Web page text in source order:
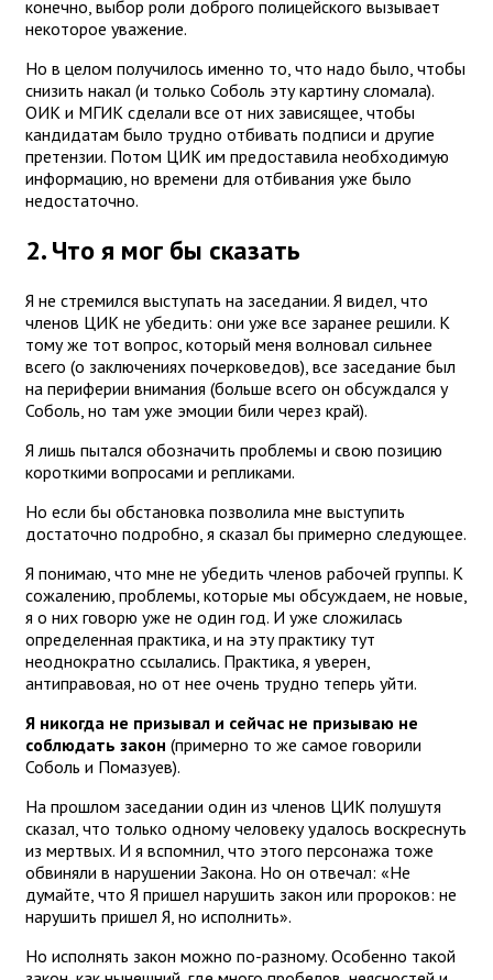
конечно, выбор роли доброго полицейского вызывает
некоторое уважение.
Но в целом получилось именно то, что надо было, чтобы
снизить накал (и только Соболь эту картину сломала).
ОИК и МГИК сделали все от них зависящее, чтобы
кандидатам было трудно отбивать подписи и другие
претензии. Потом ЦИК им предоставила необходимую
информацию, но времени для отбивания уже было
недостаточно.
2. Что я мог бы сказать
Я не стремился выступать на заседании. Я видел, что
членов ЦИК не убедить: они уже все заранее решили. К
тому же тот вопрос, который меня волновал сильнее
всего (о заключениях почерковедов), все заседание был
на периферии внимания (больше всего он обсуждался у
Соболь, но там уже эмоции били через край).
Я лишь пытался обозначить проблемы и свою позицию
короткими вопросами и репликами.
Но если бы обстановка позволила мне выступить
достаточно подробно, я сказал бы примерно следующее.
Я понимаю, что мне не убедить членов рабочей группы. К
сожалению, проблемы, которые мы обсуждаем, не новые,
я о них говорю уже не один год. И уже сложилась
определенная практика, и на эту практику тут
неоднократно ссылались. Практика, я уверен,
антиправовая, но от нее очень трудно теперь уйти.
Я никогда не призывал и сейчас не призываю не
соблюдать закон (примерно то же самое говорили
Соболь и Помазуев).
На прошлом заседании один из членов ЦИК полушутя
сказал, что только одному человеку удалось воскреснуть
из мертвых. И я вспомнил, что этого персонажа тоже
обвиняли в нарушении Закона. Но он отвечал: «Не
думайте, что Я пришел нарушить закон или пророков: не
нарушить пришел Я, но исполнить».
Но исполнять закон можно по-разному. Особенно такой